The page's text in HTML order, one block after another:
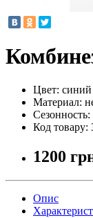
Цвет: синий
Материал:
Сезонность:
Код товару:
1200
Опис